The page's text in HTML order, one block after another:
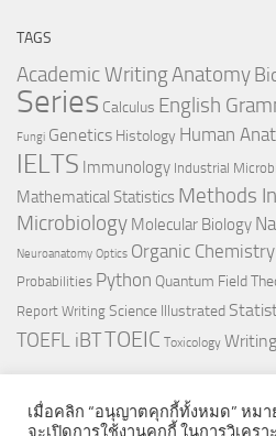
TAGS
Academic WritingAnatomy
Series Calculus English
Fungi Genetics Histology Human
IELTS Immunology Industrial
Mathematical Statistics Methods
Microbiology Molecular Biology
Neuroanatomy Optics Organic Chemistry
Probabilities Python Quantum Field
Report Writing Science Illustrated
TOEFL iBTTOEIC Toxicology Writing
เมื่อคลิก “อนุญาตคุกกี้ทั้งหมด” หม
จะเปิดการใช้งานคุกกี้ ในการวิเคร